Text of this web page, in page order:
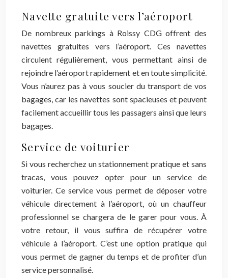
Navette gratuite vers l’aéroport
De nombreux parkings à Roissy CDG offrent des
navettes gratuites vers l’aéroport. Ces navettes
circulent régulièrement, vous permettant ainsi de
rejoindre l’aéroport rapidement et en toute simplicité.
Vous n’aurez pas à vous soucier du transport de vos
bagages, car les navettes sont spacieuses et peuvent
facilement accueillir tous les passagers ainsi que leurs
bagages.
Service de voiturier
Si vous recherchez un stationnement pratique et sans
tracas, vous pouvez opter pour un service de
voiturier. Ce service vous permet de déposer votre
véhicule directement à l’aéroport, où un chauffeur
professionnel se chargera de le garer pour vous. À
votre retour, il vous suffira de récupérer votre
véhicule à l’aéroport. C’est une option pratique qui
vous permet de gagner du temps et de profiter d’un
service personnalisé.